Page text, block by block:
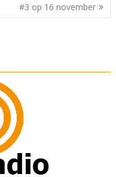
#3 op 16 november